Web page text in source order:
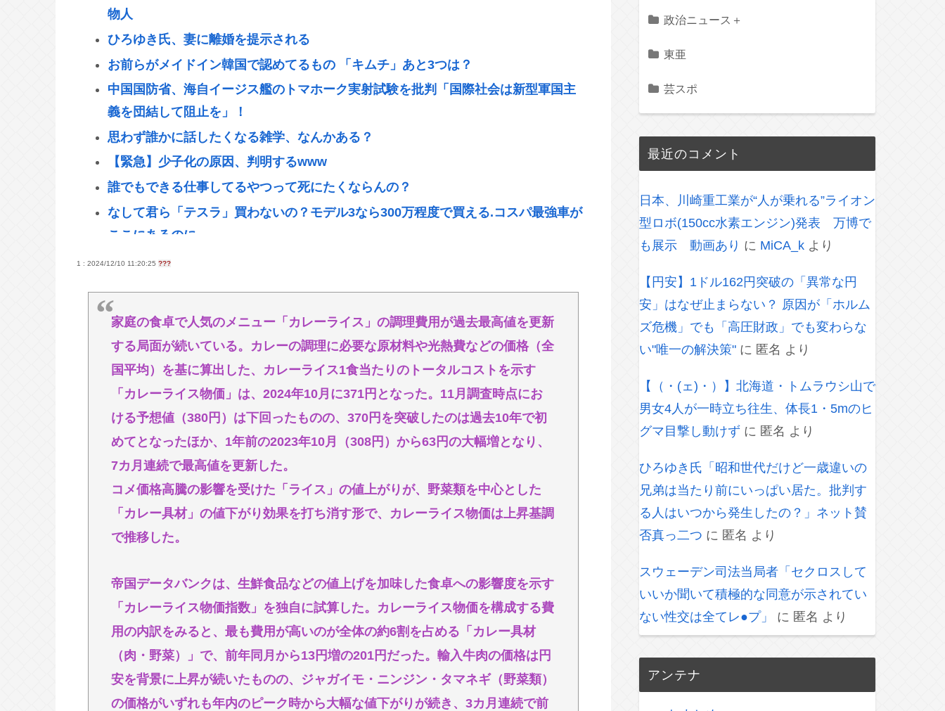
物人
ひろゆき氏、妻に離婚を提示される
お前らがメイドイン韓国で認めてるもの 「キムチ」あと3つは？
中国国防省、海自イージス艦のトマホーク実射試験を批判「国際社会は新型軍国主
義を団結して阻止を」！
思わず誰かに話したくなる雑学、なんかある？
【緊急】少子化の原因、判明するwww
誰でもできる仕事してるやつって死にたくならんの？
なして君ら「テスラ」買わないの？モデル3なら300万程度で買える.コスパ最強車が
ここにあるのに
林家パー子、認知症が進行「一人で外出られない」難聴で夫・ペーと「筆談」…自
【悲報】休日BBQ上司さん「ワイくん！焼肉のタレ買ってきてくれる？」ワイ
「！！？」www
【衝撃】ハンターハンターの新能力「ムテキング」、ガチで最強すぎるwww
【悲報】ハンターハンターの新能力「ムテキング」、ガチで最強すぎる
【クレーマー】「研いでもらったら刃が1mm小さくなった」 刃物店「刃の欠けを直
して研ぎ上げる以上、物理的に鉄が削れてサイズが変わるのは当たり前なんです
が…」
海外旅行したことある人来て！！！！！
一番うまい葉っぱがほうれん草という風潮
Powered by livedoor 相互RSS
1 : 2024/12/10 11:20:25 ???
家庭の食卓で人気のメニュー「カレーライス」の調理費用が過去最高値を更新
する局面が続いている。カレーの調理に必要な原材料や光熱費などの価格（全
国平均）を基に算出した、カレーライス1食当たりのトータルコストを示す
「カレーライス物価」は、2024年10月に371円となった。11月調査時点にお
ける予想値（380円）は下回ったものの、370円を突破したのは過去10年で初
めてとなったほか、1年前の2023年10月（308円）から63円の大幅増となり、
7カ月連続で最高値を更新した。
コメ価格高騰の影響を受けた「ライス」の値上がりが、野菜類を中心とした
「カレー具材」の値下がり効果を打ち消す形で、カレーライス物価は上昇基調
で推移した。
帝国データバンクは、生鮮食品などの値上げを加味した食卓への影響度を示す
「カレーライス物価指数」を独自に試算した。カレーライス物価を構成する費
用の内訳をみると、最も費用が高いのが全体の約6割を占める「カレー具材
（肉・野菜）」で、前年同月から13円増の201円だった。輸入牛肉の価格は円
安を背景に上昇が続いたものの、ジャガイモ・ニンジン・タマネギ（野菜類）
の価格がいずれも年内のピーク時から大幅な値下がりが続き、3カ月連続で前
政治ニュース＋
東亜
芸スポ
最近のコメント
日本、川崎重工業が“人が乗れる”ライオン
型ロボ(150cc水素エンジン)発表 万博で
も展示 動画あり に MiCA_k より
【円安】1ドル162円突破の「異常な円
安」はなぜ止まらない？ 原因が「ホルム
ズ危機」でも「高圧財政」でも変わらな
い"唯一の解決策" に 匿名 より
【（・(ェ)・）】北海道・トムラウシ山で
男女4人が一時立ち往生、体長1・5mのヒ
グマ目撃し動けず に 匿名 より
ひろゆき氏「昭和世代だけど一歳違いの
兄弟は当たり前にいっぱい居た。批判す
る人はいつから発生したの？」ネット賛
否真っ二つ に 匿名 より
スウェーデン司法当局者「セクロスして
いいか聞いて積極的な同意が示されてい
ない性交は全てレ●プ」
に 匿名 より
アンテナ